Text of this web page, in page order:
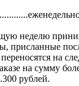
неделю
присланные
переносятся на
на сумму
рублей.